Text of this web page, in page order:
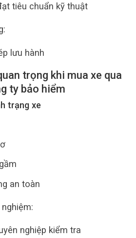
tiêu chuẩn kỹ thuật
lưu hành
trọng khi mua xe qua
ty bảo hiểm
trạng xe
an toàn
nghiệp kiểm tra